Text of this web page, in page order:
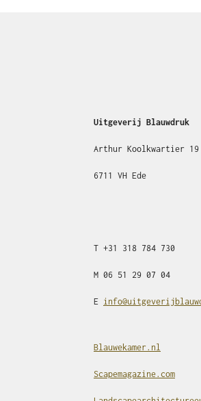
Uitgeverij Blauwdruk
Arthur Koolkwartier 19
6711 VH Ede
T +31 318 784 730
M 06 51 29 07 04
E
Blauwekamer.nl
Scapemagazine.com